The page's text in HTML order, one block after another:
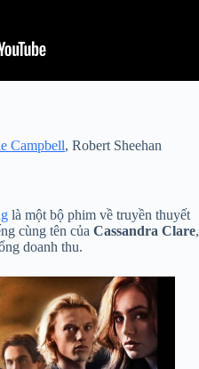
Campbell, Robert Sheehan
là một bộ phim về truyền thuyết
cùng tên của Cassandra Clare,
doanh thu.